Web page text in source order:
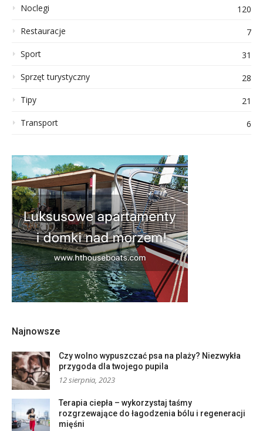
Noclegi
120
Restauracje
7
Sport
31
Sprzęt turystyczny
28
Tipy
21
Transport
6
Najnowsze
Czy wolno wypuszczać psa na plaży? Niezwykła
przygoda dla twojego pupila
12 sierpnia, 2023
Terapia ciepła – wykorzystaj taśmy
rozgrzewające do łagodzenia bólu i regeneracji
mięśni